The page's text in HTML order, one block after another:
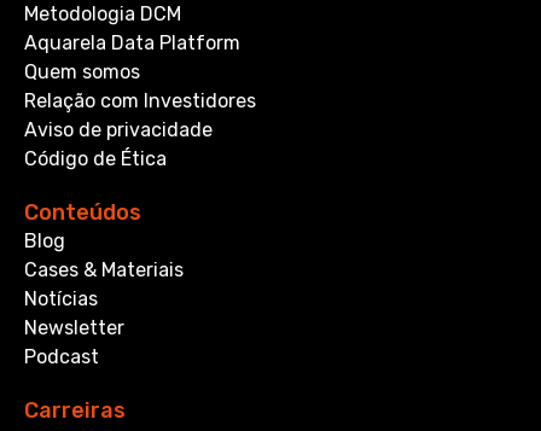
Metodologia DCM
Aquarela Data Platform
Quem somos
Relação com Investidores
Aviso de privacidade
Código de Ética
Conteúdos
Blog
Cases & Materiais
Notícias
Newsletter
Podcast
Carreiras